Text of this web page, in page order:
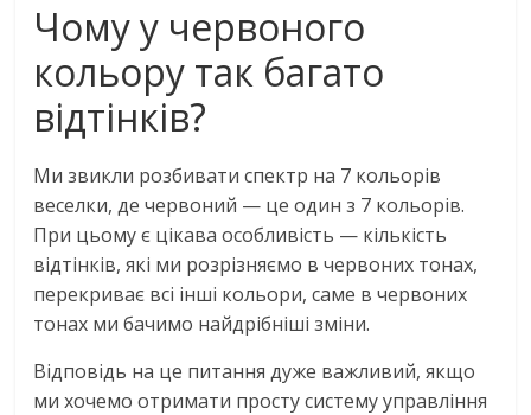
Чому у червоного
кольору так багато
відтінків?
Ми звикли розбивати спектр на 7 кольорів
веселки, де червоний — це один з 7 кольорів.
При цьому є цікава особливість — кількість
відтінків, які ми розрізняємо в червоних тонах,
перекриває всі інші кольори, саме в червоних
тонах ми бачимо найдрібніші зміни.
Відповідь на це питання дуже важливий, якщо
ми хочемо отримати просту систему управління